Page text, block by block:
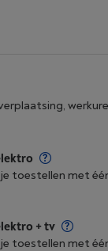
toestellen met
+ tv
toestellen met